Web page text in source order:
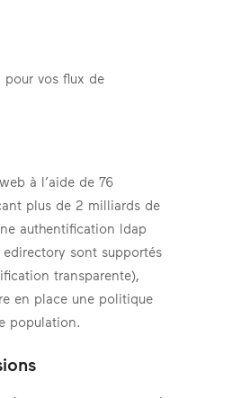
vos flux de
à l’aide de 76
plus de 2 milliards de
authentification ldap
sont supportés
transparente),
en place une politique
population.